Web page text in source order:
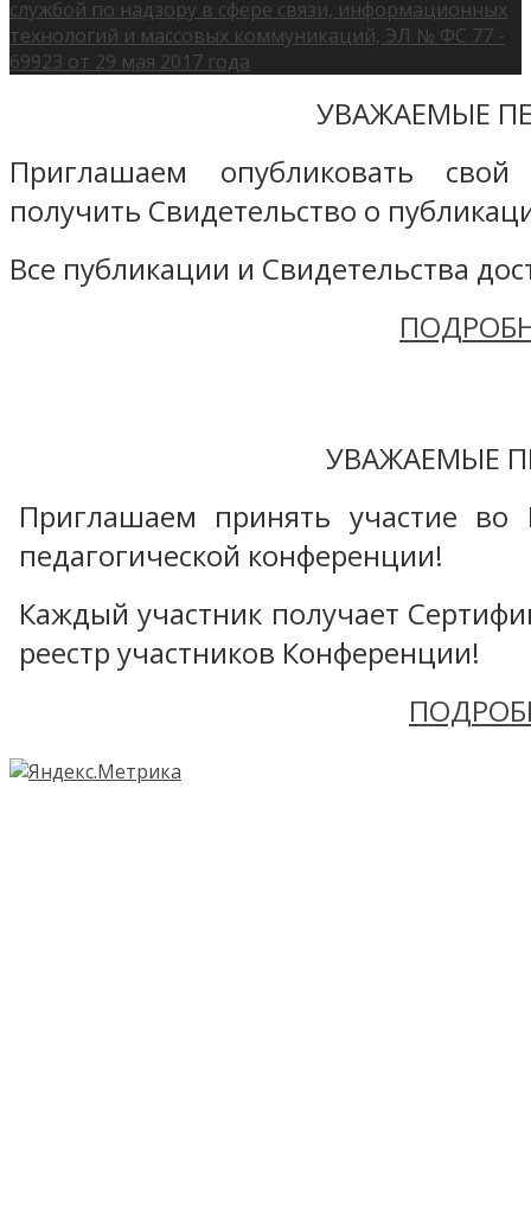
службой по надзору в сфере связи, информационных
технологий и массовых коммуникаций, ЭЛ № ФС 77 -
69923 от 29 мая 2017 года
УВАЖАЕМЫЕ
Приглашаем опубликовать
получить Свидетельство о
Все публикации и Свидетельства
УВАЖАЕМЫЕ
Приглашаем принять участие во
педагогической конференции!
Каждый участник получает
реестр участников Конференции!